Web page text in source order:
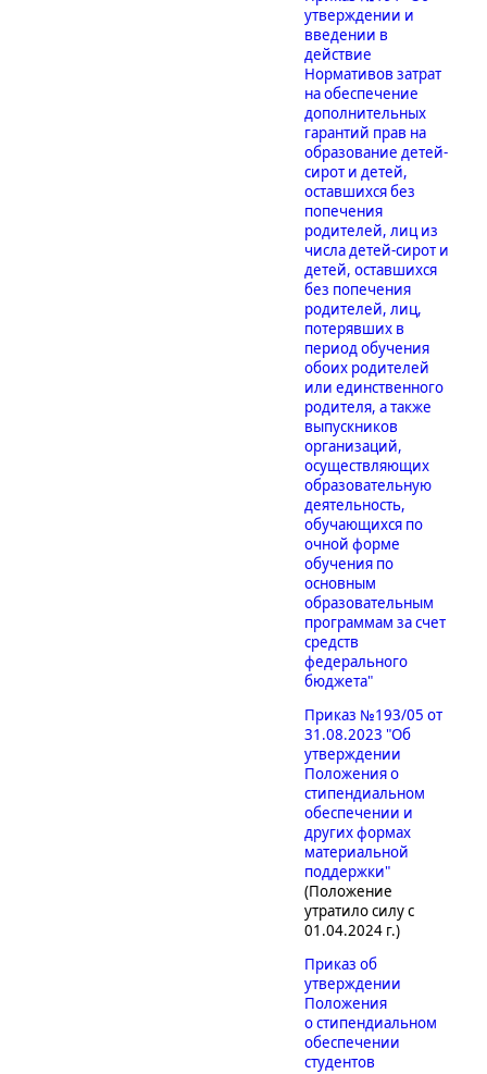
утверждении и
введении в
действие
Нормативов затрат
на обеспечение
дополнительных
гарантий прав на
образование детей-
сирот и детей,
оставшихся без
попечения
родителей, лиц из
числа детей-сирот и
детей, оставшихся
без попечения
родителей, лиц,
потерявших в
период обучения
обоих родителей
или единственного
родителя, а также
выпускников
организаций,
осуществляющих
образовательную
деятельность,
обучающихся по
очной форме
обучения по
основным
образовательным
программам за счет
средств
федерального
бюджета"
Приказ №193/05 от
31.08.2023 "Об
утверждении
Положения о
стипендиальном
обеспечении и
других формах
материальной
поддержки"
(Положение
утратило силу с
01.04.2024 г.)
Приказ об
утверждении
Положения
о стипендиальном
обеспечении
студентов